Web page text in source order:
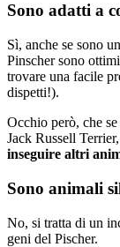
Sono adatti a
Sì, anche se sono
Pinscher sono
trovare una facile
dispetti!).
Occhio però, che
Jack Russell
inseguire altri
Sono animali
No, si tratta di un
geni del Pischer.